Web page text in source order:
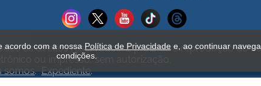
os direitos reservados. É proibida a reprodução do
ou impresso, sem autorização.
somos.Expediente.
acordo com a nossa Política de Privacidade e, ao continuar
condições.